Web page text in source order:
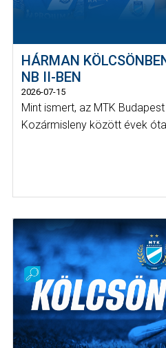
HÁRMAN
NB II-BEN
2026-07-15
Mint ismert, az MTK
Kozármisleny között évek